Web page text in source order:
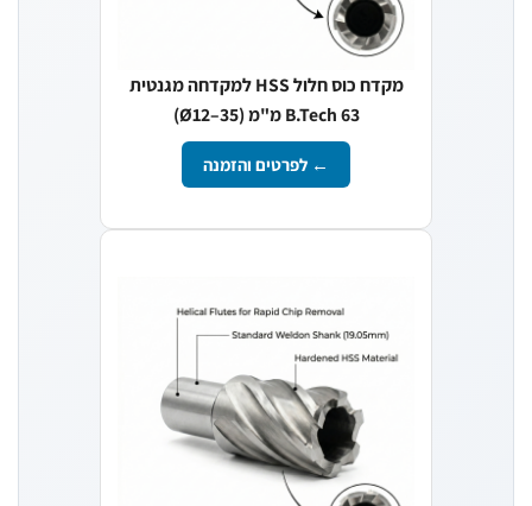
מקדח כוס חלול HSS למקדחה מגנטית
B.Tech 63 מ"מ (Ø12–35)
← לפרטים והזמנה